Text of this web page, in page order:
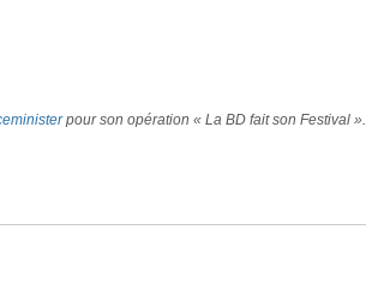
pour son opération « La BD fait son Festival ».